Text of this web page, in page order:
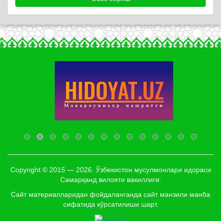
Copyright © 2015 — 2026. Ўзбекистон мусулмонлари идораси
Самарқанд вилояти вакиллиги.
Сайт материалларидан фойдаланганда сайт манзили манба
сифатида кўрсатилиши шарт.